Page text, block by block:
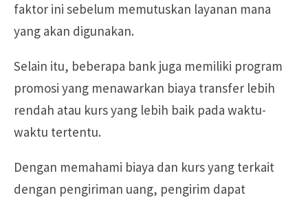
faktor ini sebelum memutuskan layanan mana
yang akan digunakan.
Selain itu, beberapa bank juga memiliki program
promosi yang menawarkan biaya transfer lebih
rendah atau kurs yang lebih baik pada waktu-
waktu tertentu.
Dengan memahami biaya dan kurs yang terkait
dengan pengiriman uang, pengirim dapat